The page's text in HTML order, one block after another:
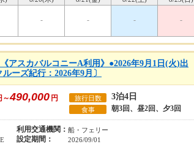
- - - -
アスカバルコニーA利用》●2026年9月1日(火)出
ーズ紀行：2026年9月〕
～490,000 円 旅行日数 3泊4日
食事 朝3回、昼2回、夕3回
利用交通機関： 船・フェリー
設定期間： 2026/09/01